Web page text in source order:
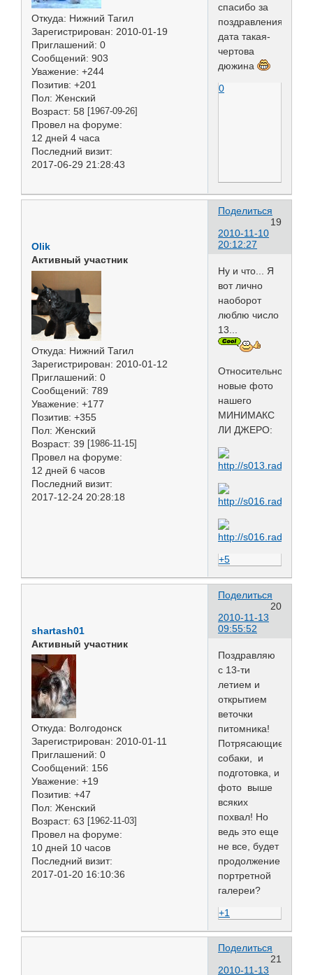
Откуда: Нижний Тагил
Зарегистрирован: 2010-01-19
Приглашений: 0
Сообщений: 903
Уважение: +244
Позитив: +201
Пол: Женский
Возраст: 58 [1967-09-26]
Провел на форуме:
12 дней 4 часа
Последний визит:
2017-06-29 21:28:43
спасибо за
поздравления!
дата такая-
чертова
дюжина
0
Поделиться
19
2010-11-10
20:12:27
Olik
Активный участник
Откуда: Нижний Тагил
Зарегистрирован: 2010-01-12
Приглашений: 0
Сообщений: 789
Уважение: +177
Позитив: +355
Пол: Женский
Возраст: 39 [1986-11-15]
Провел на форуме:
12 дней 6 часов
Последний визит:
2017-12-24 20:28:18
Ну и что... Я
вот лично
наоборот
люблю число
13...
Относительно
новые фото
нашего
МИНИМАКС
ЛИ ДЖЕРО:
+5
Поделиться
20
2010-11-13
09:55:52
shartash01
Активный участник
Откуда: Волгодонск
Зарегистрирован: 2010-01-11
Приглашений: 0
Сообщений: 156
Уважение: +19
Позитив: +47
Пол: Женский
Возраст: 63 [1962-11-03]
Провел на форуме:
10 дней 10 часов
Последний визит:
2017-01-20 16:10:36
Поздравляю
с 13-ти
летием и
открытием
веточки
питомника!
Потрясающие
собаки, и
подготовка, и
фото выше
всяких
похвал! Но
ведь это еще
не все, будет
продолжение
портретной
галереи?
+1
Поделиться
21
2010-11-13